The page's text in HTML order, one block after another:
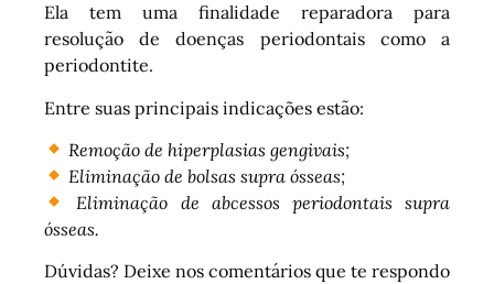
Ela tem uma finalidade reparadora para
resolução de doenças periodontais como a
periodontite.
Entre suas principais indicações estão:
Remoção de hiperplasias gengivais;
Eliminação de bolsas supra ósseas;
Eliminação de abcessos periodontais supra
ósseas.
Dúvidas? Deixe nos comentários que te respondo